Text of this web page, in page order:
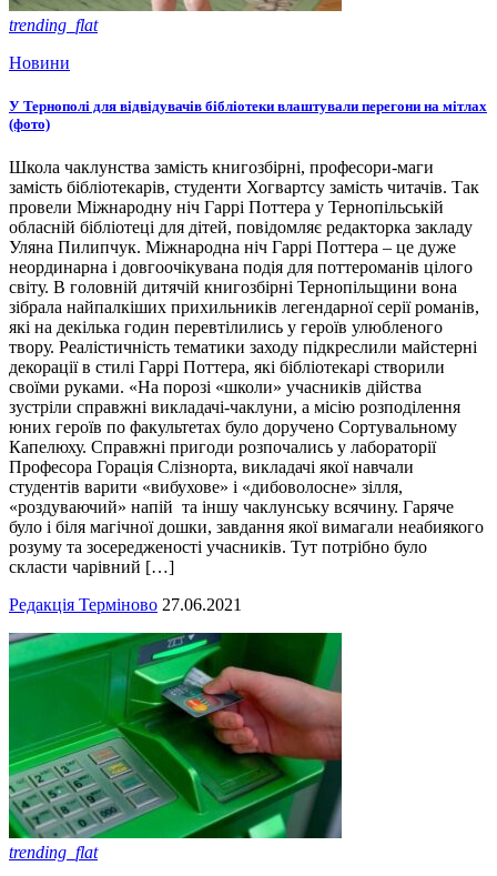
trending_flat
Новини
У Тернополі для відвідувачів бібліотеки влаштували перегони на мітлах
(фото)
Школа чаклунства замість книгозбірні, професори-маги
замість бібліотекарів, студенти Хогвартсу замість читачів. Так
провели Міжнародну ніч Гаррі Поттера у Тернопільській
обласній бібліотеці для дітей, повідомляє редакторка закладу
Уляна Пилипчук. Міжнародна ніч Гаррі Поттера – це дуже
неординарна і довгоочікувана подія для поттероманів цілого
світу. В головній дитячій книгозбірні Тернопільщини вона
зібрала найпалкіших прихильників легендарної серії романів,
які на декілька годин перевтілились у героїв улюбленого
твору. Реалістичність тематики заходу підкреслили майстерні
декорації в стилі Гаррі Поттера, які бібліотекарі створили
своїми руками. «На порозі «школи» учасників дійства
зустріли справжні викладачі-чаклуни, а місію розподілення
юних героїв по факультетах було доручено Сортувальному
Капелюху. Справжні пригоди розпочались у лабораторії
Професора Горація Слізнорта, викладачі якої навчали
студентів варити «вибухове» і «дибоволосне» зілля,
«роздуваючий» напій та іншу чаклунську всячину. Гаряче
було і біля магічної дошки, завдання якої вимагали неабиякого
розуму та зосередженості учасників. Тут потрібно було
скласти чарівний […]
Редакція Терміново 27.06.2021
trending_flat